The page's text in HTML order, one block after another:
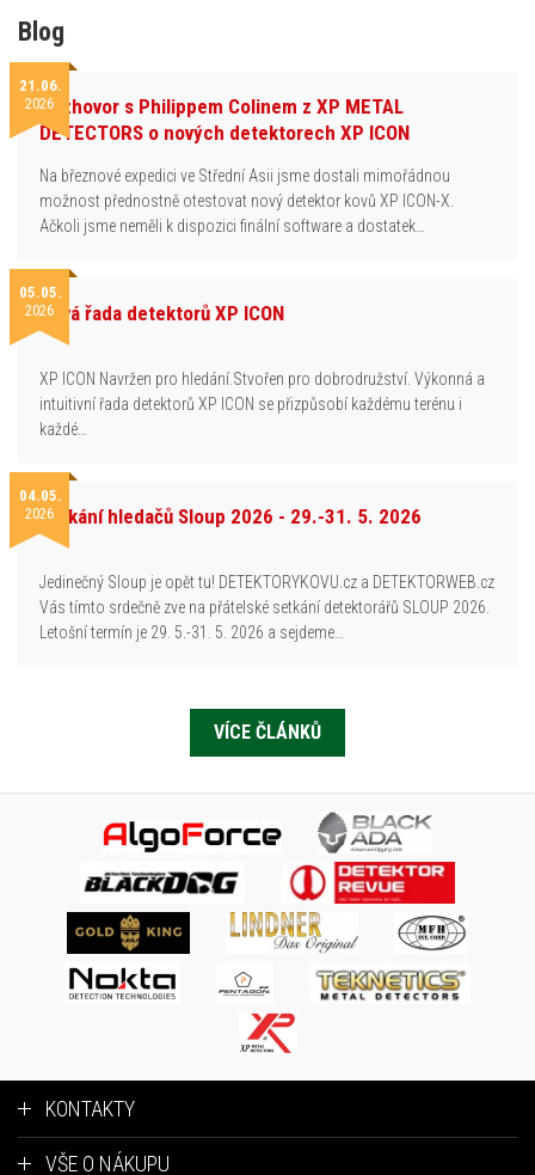
Blog
21.06.
2026Rozhovor s Philippem Colinem z XP METAL
DETECTORS o nových detektorech XP ICON
Na březnové expedici ve Střední Asii jsme dostali mimořádnou
možnost přednostně otestovat nový detektor kovů XP ICON-X.
Ačkoli jsme neměli k dispozici finální software a dostatek…
05.05.
2026Nová řada detektorů XP ICON
XP ICON Navržen pro hledání.Stvořen pro dobrodružství. Výkonná a
intuitivní řada detektorů XP ICON se přizpůsobí každému terénu i
každé…
04.05.
2026Setkání hledačů Sloup 2026 - 29.-31. 5. 2026
Jedinečný Sloup je opět tu! DETEKTORYKOVU.cz a DETEKTORWEB.cz
Vás tímto srdečně zve na přátelské setkání detektorářů SLOUP 2026.
Letošní termín je 29. 5.-31. 5. 2026 a sejdeme…
VÍCE ČLÁNKŮ
KONTAKTY
VŠE O NÁKUPU